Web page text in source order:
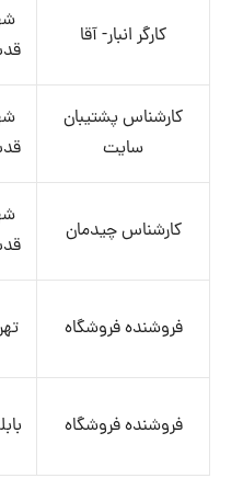
کارگر انبار- آقا
کارشناس پشتیبان
سایت
کارشناس چیدمان
فروشنده فروشگاه
فروشنده فروشگاه